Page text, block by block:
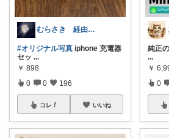
むらさき 経由購入ありがとうございます。
#オリジナル写真 iphone 充電器
セッ ...
￥ 898
0 0 196
コレ いいね
純正
...
￥
0